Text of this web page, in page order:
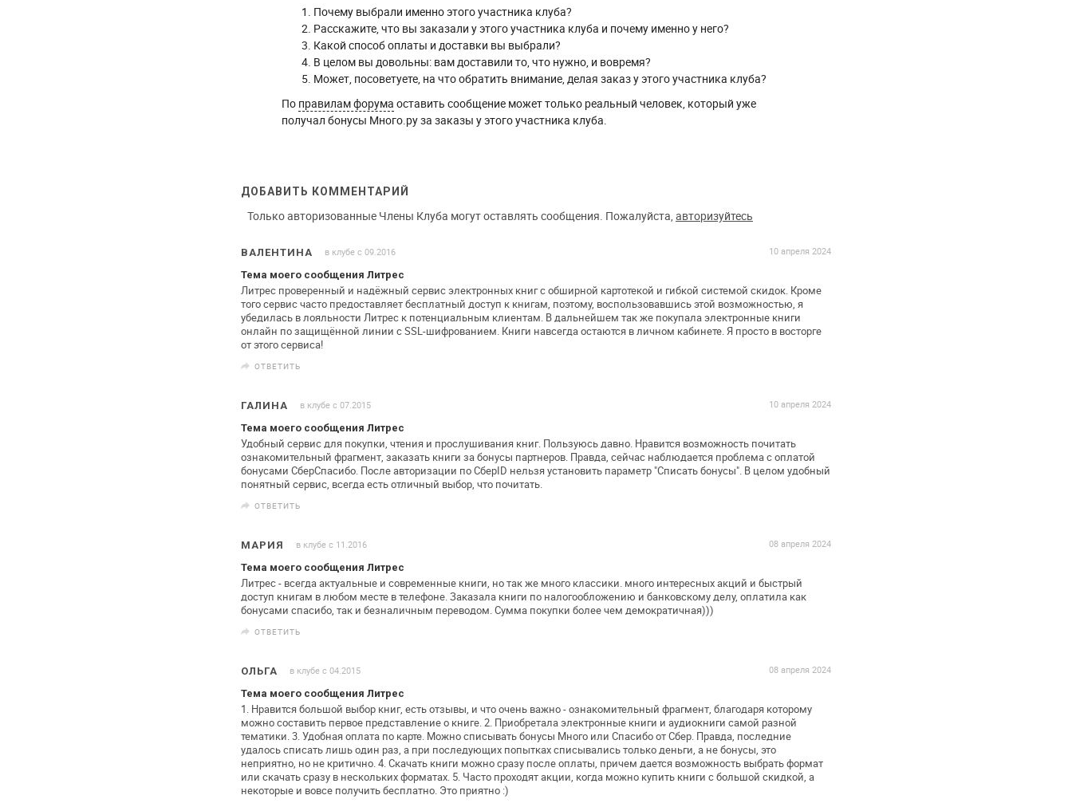
Почему выбрали именно этого участника клуба?
Расскажите, что вы заказали у этого участника клуба и почему именно у него?
Какой способ оплаты и доставки вы выбрали?
В целом вы довольны: вам доставили то, что нужно, и вовремя?
Может, посоветуете, на что обратить внимание, делая заказ у этого участника клуба?
По правилам форума оставить сообщение может только реальный человек, который уже
получал бонусы Много.ру за заказы у этого участника клуба.
ДОБАВИТЬ КОММЕНТАРИЙ
Только авторизованные Члены Клуба могут оставлять сообщения. Пожалуйста, авторизуйтесь
ВАЛЕНТИНА в клубе с 09.2016
10 апреля 2024
Тема моего сообщения Литрес
Литрес проверенный и надёжный сервис электронных книг собширной картотекой и гибкой системой скидок. Кроме
тогосервис часто предоставляет бесплатный доступ к книгам, поэтому, воспользовавшись этой возможностью, я
убедилась влояльности Литрес к потенциальным клиентам. В дальнейшем также покупала электронные книги
онлайн по защищённой линии сSSL-шифрованием. Книги навсегда остаются в личном кабинете.Я просто в восторге
от этого сервиса!
ОТВЕТИТЬ
ГАЛИНА в клубе с 07.2015
10 апреля 2024
Тема моего сообщения Литрес
Удобный сервис для покупки, чтения и прослушивания книг. Пользуюсь давно. Нравится возможность почитать
ознакомительный фрагмент, заказать книги за бонусы партнеров. Правда, сейчас наблюдается проблема с оплатой
бонусами СберСпасибо. После авторизации по СберID нельзяустановить параметр "Списать бонусы". В целом удобный
понятный сервис, всегда есть отличный выбор, что почитать.
ОТВЕТИТЬ
МАРИЯ в клубе с 11.2016
08 апреля 2024
Тема моего сообщения Литрес
Литрес - всегда актуальные и современные книги, но так же много классики. много интересных акций и быстрый
доступ книгам в любом месте в телефоне.Заказала книги по налогообложению и банковскому делу, оплатила как
бонусами спасибо, так и безналичным переводом.Сумма покупки более чем демократичная)))
ОТВЕТИТЬ
ОЛЬГА в клубе с 04.2015
08 апреля 2024
Тема моего сообщения Литрес
1. Нравится большой выбор книг, есть отзывы, и что очень важно - ознакомительный фрагмент, благодаря которому
можносоставить первое представление о книге.2. Приобретала электронные книги и аудиокниги самой разной
тематики.3. Удобная оплата по карте. Можно списывать бонусы Много или Спасибо от Сбер. Правда, последние
удалось списать лишь один раз, а при последующих попытках списывались только деньги, а не бонусы, это
неприятно, но не критично.4. Скачать книги можно сразу после оплаты, причем дается возможность выбрать формат
или скачать сразу в несколькихформатах. 5. Часто проходят акции, когда можно купить книги с большой скидкой, а
некоторые и вовсе получить бесплатно. Это приятно :)